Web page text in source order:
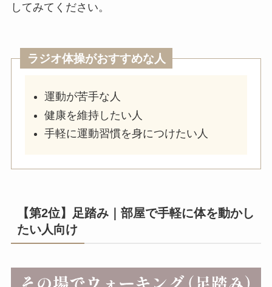
してみてください。
ラジオ体操がおすすめな人
運動が苦手な人
健康を維持したい人
手軽に運動習慣を身につけたい人
【第2位】足踏み｜部屋で手軽に体を動かし
たい人向け